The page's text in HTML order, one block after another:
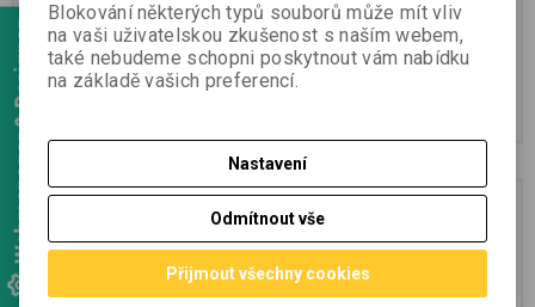
Webmanager & Designer 445 Kč
368 Kč (bez DPH:)
340 Kč
281 Kč (bez DPH:)
Není na skladě
Blokování některých typů souborů může mít vliv
na vaši uživatelskou zkušenost s naším webem,
také nebudeme schopni poskytnout vám nabídku
na základě vašich preferencí.
Nastavení
Odmítnout vše
Přijmout všechny cookies